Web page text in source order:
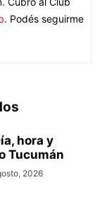
. Podés seguirme
hora y
Tucumán
2026